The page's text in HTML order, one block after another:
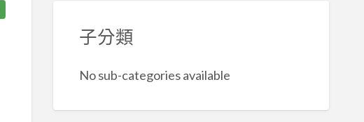
子分類
No sub-categories available